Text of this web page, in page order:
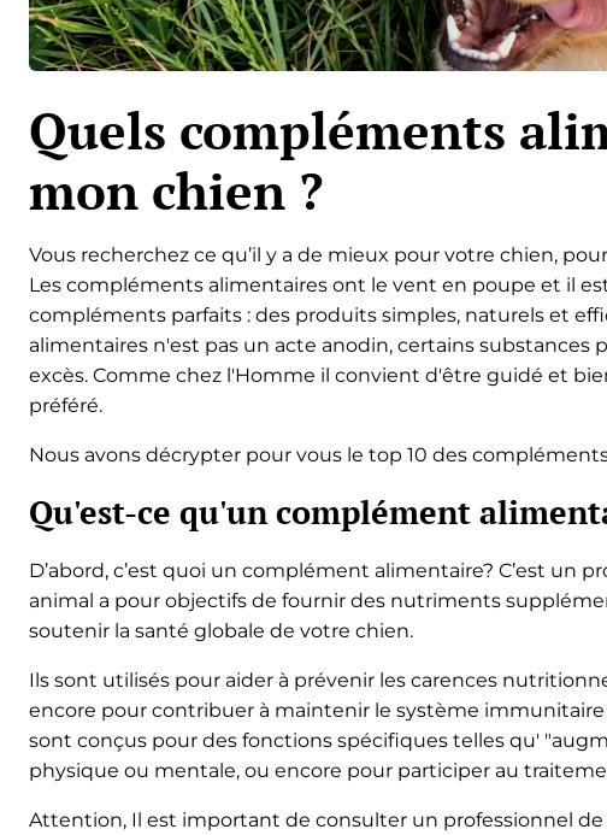
Quels compléments
mon chien ?
Vous recherchez ce qu’il y a de mieux pour votre chien,
Les compléments alimentaires ont le vent en poupe et il
compléments parfaits : des produits simples, naturels et
alimentaires n'est pas un acte anodin, certains
excès. Comme chez l'Homme il convient d'être guidé et
préféré.
Nous avons décrypter pour vous le top 10 des
Qu'est-ce qu'un complément
D’abord, c’est quoi un complément alimentaire? C’est un
animal a pour objectifs de fournir des nutriments
soutenir la santé globale de votre chien.
Ils sont utilisés pour aider à prévenir les carences
encore pour contribuer à maintenir le système
sont conçus pour des fonctions spécifiques telles qu'
physique ou mentale, ou encore pour participer au
Attention, Il est important de consulter un professionnel